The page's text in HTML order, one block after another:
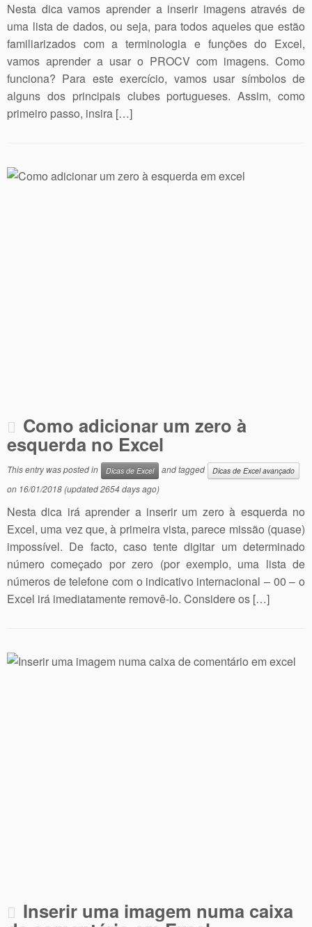
Nesta dica vamos aprender a inserir imagens através de
uma lista de dados, ou seja, para todos aqueles que estão
familiarizados com a terminologia e funções do Excel,
vamos aprender a usar o PROCV com imagens. Como
funciona? Para este exercício, vamos usar símbolos de
alguns dos principais clubes portugueses. Assim, como
primeiro passo, insira […]
Como adicionar um zero à
esquerda no Excel
This entry was posted in Dicas de Excel and tagged Dicas de Excel avançado
on 16/01/2018(updated 2654 days ago)
Nesta dica irá aprender a inserir um zero à esquerda no
Excel, uma vez que, à primeira vista, parece missão (quase)
impossível. De facto, caso tente digitar um determinado
número começado por zero (por exemplo, uma lista de
números de telefone com o indicativo internacional – 00 – o
Excel irá imediatamente removê-lo. Considere os […]
Inserir uma imagem numa caixa